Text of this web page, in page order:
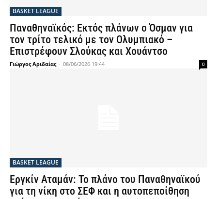
BASKET LEAGUE
Παναθηναϊκός: Εκτός πλάνων ο Όσμαν για
τον τρίτο τελικό με τον Ολυμπιακό –
Επιστρέφουν Σλούκας και Χουάντσο
Γιώργος Αριδαίας - 08/06/2026 19:44 0
BASKET LEAGUE
Εργκίν Αταμάν: Το πλάνο του Παναθηναϊκού
για τη νίκη στο ΣΕΦ και η αυτοπεποίθηση